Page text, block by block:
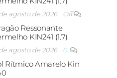
agosto de 2026 Off
Ressonante
KIN241 (1.7)
agosto de 2026 0
Rítmico Amarelo Kin